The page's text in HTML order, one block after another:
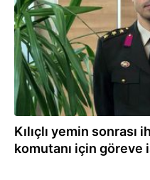
Kılıçlı yemin sonrası
komutanı için göreve